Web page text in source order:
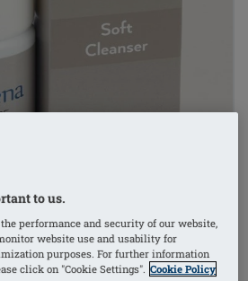
to us.
performance and security of our website,
website use and usability for
purposes. For further information
click on "Cookie Settings". Cookie Policy